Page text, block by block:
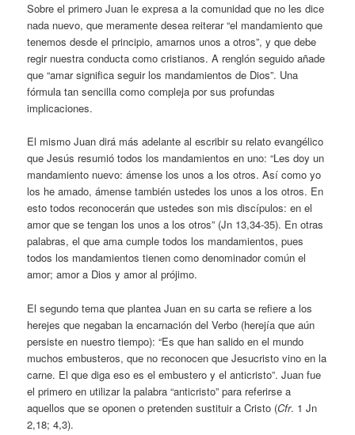
Sobre el primero Juan le expresa a la comunidad que no les dice
nada nuevo, que meramente desea reiterar “el mandamiento que
tenemos desde el principio, amarnos unos a otros”, y que debe
regir nuestra conducta como cristianos. A renglón seguido añade
que “amar significa seguir los mandamientos de Dios”. Una
fórmula tan sencilla como compleja por sus profundas
implicaciones.
El mismo Juan dirá más adelante al escribir su relato evangélico
que Jesús resumió todos los mandamientos en uno: “Les doy un
mandamiento nuevo: ámense los unos a los otros. Así como yo
los he amado, ámense también ustedes los unos a los otros. En
esto todos reconocerán que ustedes son mis discípulos: en el
amor que se tengan los unos a los otros” (Jn 13,34-35). En otras
palabras, el que ama cumple todos los mandamientos, pues
todos los mandamientos tienen como denominador común el
amor; amor a Dios y amor al prójimo.
El segundo tema que plantea Juan en su carta se refiere a los
herejes que negaban la encarnación del Verbo (herejía que aún
persiste en nuestro tiempo): “Es que han salido en el mundo
muchos embusteros, que no reconocen que Jesucristo vino en la
carne. El que diga eso es el embustero y el anticristo”. Juan fue
el primero en utilizar la palabra “anticristo” para referirse a
aquellos que se oponen o pretenden sustituir a Cristo (Cfr. 1 Jn
2,18; 4,3).